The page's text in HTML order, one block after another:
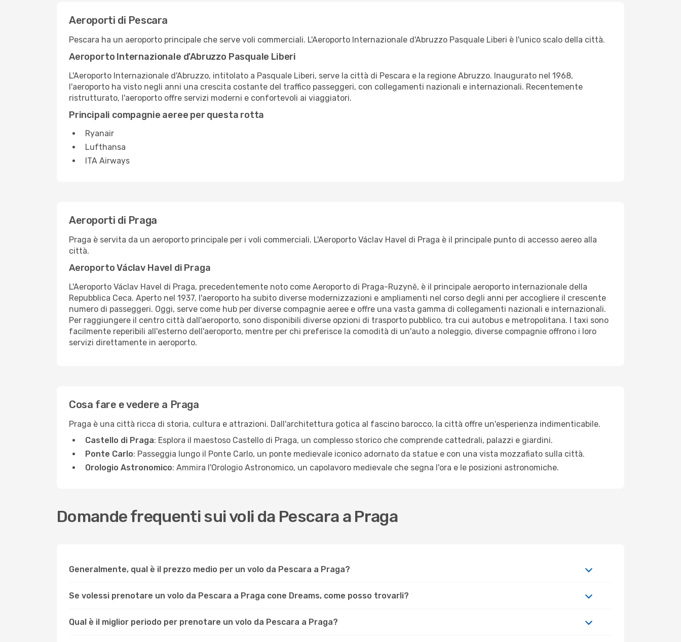
Aeroporti di Pescara
Pescara ha un aeroporto principale che serve voli commerciali. L'Aeroporto Internazionale d'Abruzzo Pasquale Liberi è l'unico scalo della città.
Aeroporto Internazionale d'Abruzzo Pasquale Liberi
L'Aeroporto Internazionale d'Abruzzo, intitolato a Pasquale Liberi, serve la città di Pescara e la regione Abruzzo. Inaugurato nel 1968,
l'aeroporto ha visto negli anni una crescita costante del traffico passeggeri, con collegamenti nazionali e internazionali. Recentemente
ristrutturato, l'aeroporto offre servizi moderni e confortevoli ai viaggiatori.
Principali compagnie aeree per questa rotta
Ryanair
Lufthansa
ITA Airways
Aeroporti di Praga
Praga è servita da un aeroporto principale per i voli commerciali. L'Aeroporto Václav Havel di Praga è il principale punto di accesso aereo alla
città.
Aeroporto Václav Havel di Praga
L'Aeroporto Václav Havel di Praga, precedentemente noto come Aeroporto di Praga-Ruzyně, è il principale aeroporto internazionale della
Repubblica Ceca. Aperto nel 1937, l'aeroporto ha subito diverse modernizzazioni e ampliamenti nel corso degli anni per accogliere il crescente
numero di passeggeri. Oggi, serve come hub per diverse compagnie aeree e offre una vasta gamma di collegamenti nazionali e internazionali.
Per raggiungere il centro città dall'aeroporto, sono disponibili diverse opzioni di trasporto pubblico, tra cui autobus e metropolitana. I taxi sono
facilmente reperibili all'esterno dell'aeroporto, mentre per chi preferisce la comodità di un'auto a noleggio, diverse compagnie offrono i loro
servizi direttamente in aeroporto.
Cosa fare e vedere a Praga
Praga è una città ricca di storia, cultura e attrazioni. Dall'architettura gotica al fascino barocco, la città offre un'esperienza indimenticabile.
Castello di Praga: Esplora il maestoso Castello di Praga, un complesso storico che comprende cattedrali, palazzi e giardini.
Ponte Carlo: Passeggia lungo il Ponte Carlo, un ponte medievale iconico adornato da statue e con una vista mozzafiato sulla città.
Orologio Astronomico: Ammira l'Orologio Astronomico, un capolavoro medievale che segna l'ora e le posizioni astronomiche.
Domande frequenti sui voli da Pescara a Praga
Generalmente, qual è il prezzo medio per un volo da Pescara a Praga?
Se volessi prenotare un volo da Pescara a Praga cone Dreams, come posso trovarli?
Qual è il miglior periodo per prenotare un volo da Pescara a Praga?